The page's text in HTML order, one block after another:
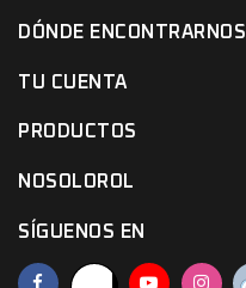
DÓNDE ENCONTRARNOS
TU CUENTA
PRODUCTOS
NOSOLOROL
SÍGUENOS EN